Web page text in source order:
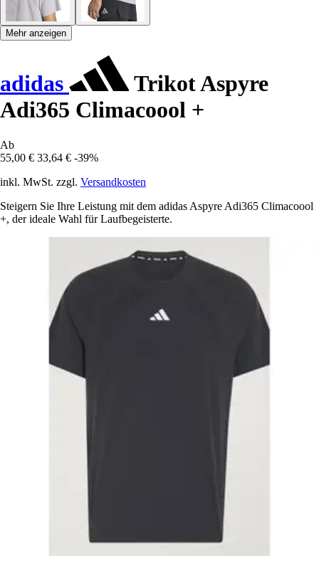
Mehr anzeigen
adidas
Trikot Aspyre
Adi365 Climacoool +
Ab
55,00 € 33,64 € -39%
inkl. MwSt. zzgl. Versandkosten
Steigern Sie Ihre Leistung mit dem adidas Aspyre Adi365 Climacoool
+, der ideale Wahl für Laufbegeisterte.